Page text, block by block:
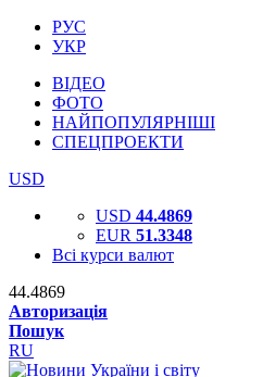
РУС
УКР
ВІДЕО
ФОТО
НАЙПОПУЛЯРНІШІ
СПЕЦПРОЕКТИ
USD
USD 44.4869
EUR 51.3348
Всі курси валют
44.4869
Авторизація
Пошук
RU